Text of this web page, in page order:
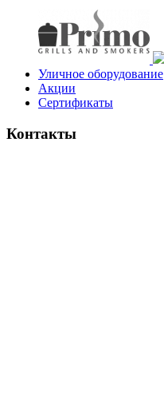
Уличное оборудование
Акции
Сертификаты
Контакты